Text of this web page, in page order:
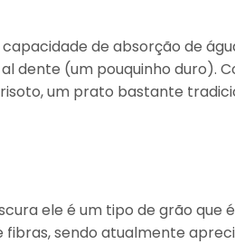
de absorção de
dente (um pouquinho duro).
um prato bastante
ele é um tipo de grão que
sendo atualmente